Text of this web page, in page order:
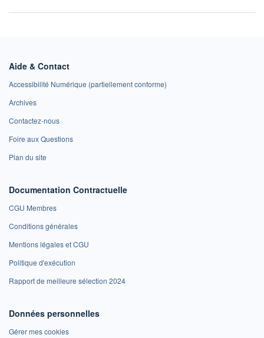
Aide & Contact
Accessibilité Numérique (partiellement conforme)
Archives
Contactez-nous
Foire aux Questions
Plan du site
Documentation Contractuelle
CGU Membres
Conditions générales
Mentions légales et CGU
Politique d'exécution
Rapport de meilleure sélection 2024
Données personnelles
Gérer mes cookies